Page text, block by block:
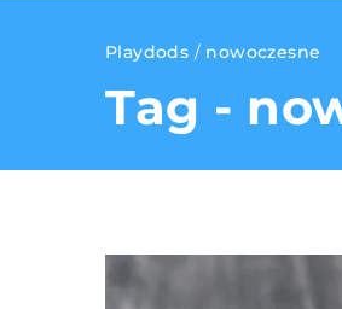
Playdods / nowoczesne
Tag -